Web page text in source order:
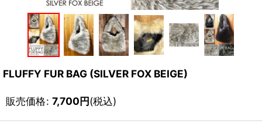
FLUFFY FUR BAG (SILVER FOX BEIGE)
販売価格: 7,700円(税込)